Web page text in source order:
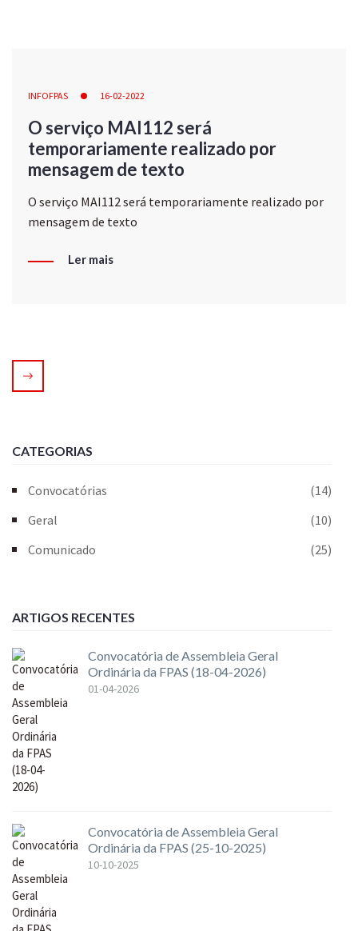
INFOFPAS 16-02-2022
O serviço MAI112 será
temporariamente realizado por
mensagem de texto
O serviço MAI112 será temporariamente realizado por
mensagem de texto
Ler mais
CATEGORIAS
Convocatórias
(14)
Geral
(10)
Comunicado
(25)
ARTIGOS RECENTES
Convocatória de Assembleia Geral
Ordinária da FPAS (18-04-2026)
01-04-2026
Convocatória de Assembleia Geral
Ordinária da FPAS (25-10-2025)
10-10-2025